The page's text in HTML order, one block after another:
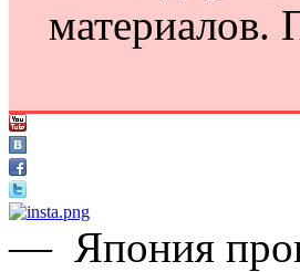
материалов.
— Япония